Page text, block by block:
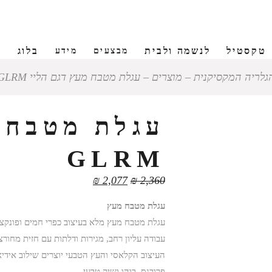
טקסטיל לנשמה ולבית מבצעים מידע בלוג
המקסיקנית ‒ מוצרים ‒ עגלת מטבח מעץ דגם הליי GLRM
עגלת
GLRM
₪2,360
₪ 2,077
עגלת מטבח מעץ
עגלת מטבח מעץ מלא בעיצוב כפרי חמים
עבודה עליון רחב, מגירות ודלתות עם חזית
העיצוב הקלאסי והעץ הטבעי יוצרים שילוב